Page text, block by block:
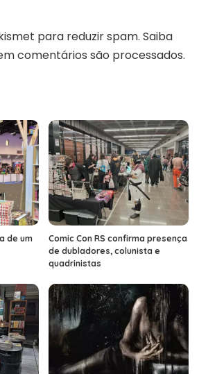
para reduzir spam. Saiba
comentários são processados.
de um
Comic Con RS confirma presença
de dubladores, colunista e
quadrinistas